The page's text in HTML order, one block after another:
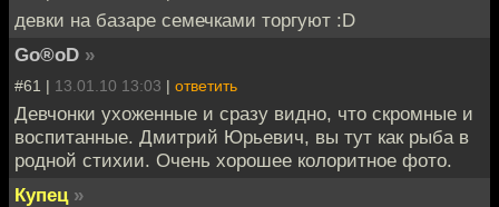
девки на базаре семечками торгуют :D
Go®oD »
#61 | 13.01.10 13:03 | ответить
Девчонки ухоженные и сразу видно, что скромные и
воспитанные. Дмитрий Юрьевич, вы тут как рыба в
родной стихии. Очень хорошее колоритное фото.
Купец »